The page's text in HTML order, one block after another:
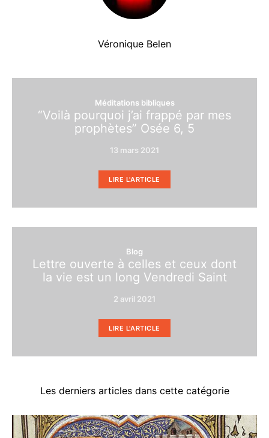
Véronique Belen
Méditations bibliques
“Voilà pourquoi j’ai frappé par mes
prophètes” Osée 6, 5
13 mars 2021
LIRE L'ARTICLE
Blog
Lettre ouverte à celles et ceux dont
la vie est un long Vendredi Saint
2 avril 2021
LIRE L'ARTICLE
Les derniers articles dans cette catégorie